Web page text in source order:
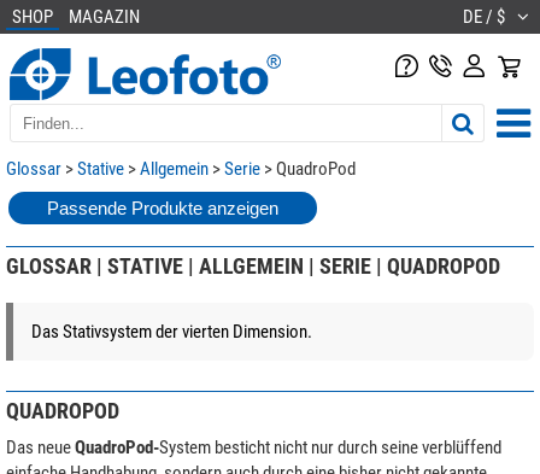
SHOP MAGAZIN DE / $
Glossar >Stative >Allgemein >Serie > QuadroPod
Passende Produkte anzeigen
GLOSSAR | STATIVE | ALLGEMEIN | SERIE | QUADROPOD
Das Stativsystem der vierten Dimension.
QUADROPOD
Das neueQuadroPod-System besticht nicht nur durch seine verblüffend